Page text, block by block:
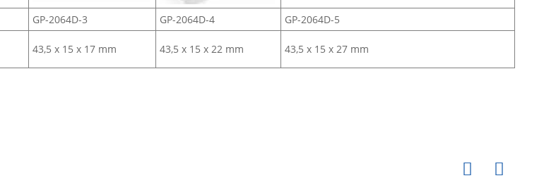
GP-2064D-3 GP-2064D-4
GP-2064D-5
43,5 x 15 x 17 mm 43,5 x 15 x 22 mm 43,5 x 15 x 27 mm